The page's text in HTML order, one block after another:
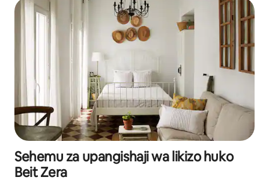
Sehemu za upangishaji wa likizo huko
Beit Zera